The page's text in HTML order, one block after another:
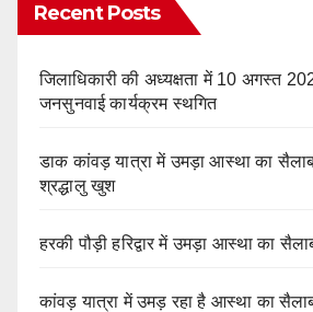
Recent Posts
जिलाधिकारी की अध्यक्षता में 10 अगस्त
जनसुनवाई कार्यक्रम स्थगित
डाक कांवड़ यात्रा में उमड़ा आस्था का
श्रद्धालु खुश
हरकी पौड़ी हरिद्वार में उमड़ा आस्था का
कांवड़ यात्रा में उमड़ रहा है आस्था का